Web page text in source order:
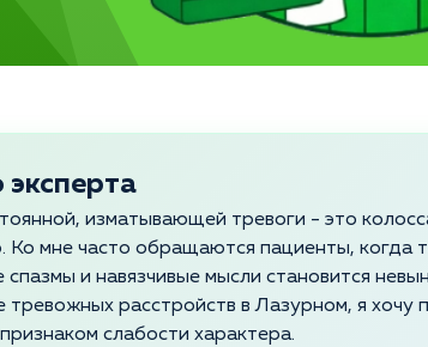
изматывающей тревоги - это
Ко мне часто обращаются пациенты, когда
и навязчивые мысли становится
расстройств в Лазурном, я хочу
слабости характера.